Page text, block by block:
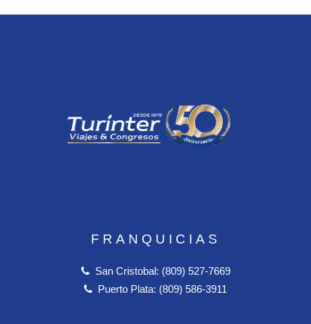
FRANQUICIAS
San Cristobal: (809) 527-7669
Puerto Plata: (809) 586-3911